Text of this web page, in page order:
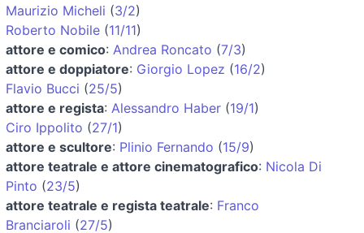
Maurizio Micheli (3/2)
Roberto Nobile (11/11)
attore e comico: Andrea Roncato (7/3)
attore e doppiatore: Giorgio Lopez (16/2)
Flavio Bucci (25/5)
attore e regista: Alessandro Haber (19/1)
Ciro Ippolito (27/1)
attore e scultore: Plinio Fernando (15/9)
attore teatrale e attore cinematografico: Nicola Di
Pinto (23/5)
attore teatrale e regista teatrale: Franco
Branciaroli (27/5)